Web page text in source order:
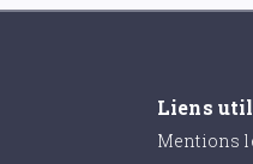
Liens
Mentions